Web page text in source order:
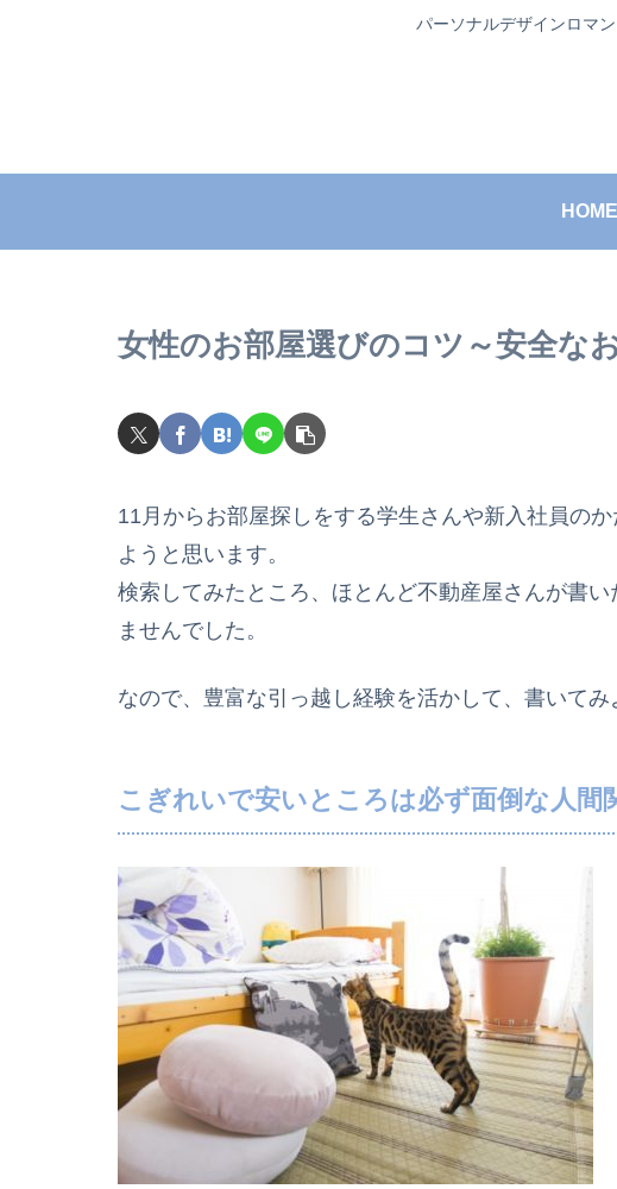
パーソナルデザインロマ
HOME
女性のお部屋選びのコツ～安全な
11月からお部屋探しをする学生さんや新入社員の
ようと思います。
検索してみたところ、ほとんど不動産屋さんが書
ませんでした。
なので、豊富な引っ越し経験を活かして、書いてみ
こぎれいで安いところは必ず面倒な人間